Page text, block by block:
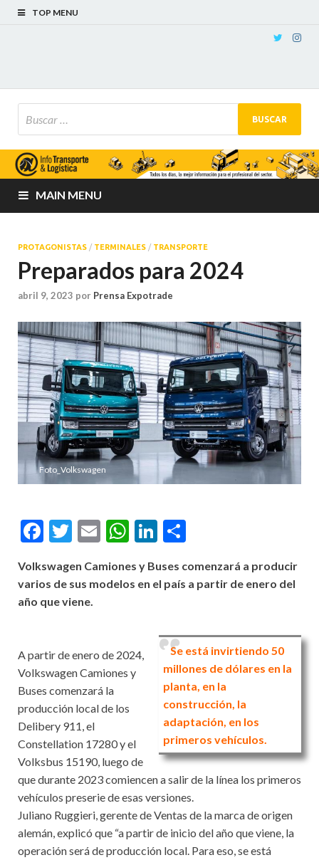
TOP MENU
MAIN MENU
PROTAGONISTAS / TERMINALES / TRANSPORTE
Preparados para 2024
abril 9, 2023 por Prensa Expotrade
Foto_Volkswagen
Facebook
Twitter
EmailWhatsApp
LinkedIn
Volkswagen Camiones y Buses comenzará a producir
varios de sus modelos en el país a partir de enero del
año que viene.
Se está invirtiendo 50
millones de dólares en la
planta, en la
construcción, la
adaptación, en los
primeros vehículos.
A partir de enero de 2024,
Volkswagen Camiones y
Buses comenzará la
producción local de los
Delibery 911, el
Constellation 17280 y el
Volksbus 15190, luego de
que durante 2023 comiencen a salir de la línea los primeros
vehículos preserie de esas versiones.
Juliano Ruggieri, gerente de Ventas de la marca de origen
alemán, explicó que “a partir de inicio del año que viene, la
operación será de producción local. Para eso, se está